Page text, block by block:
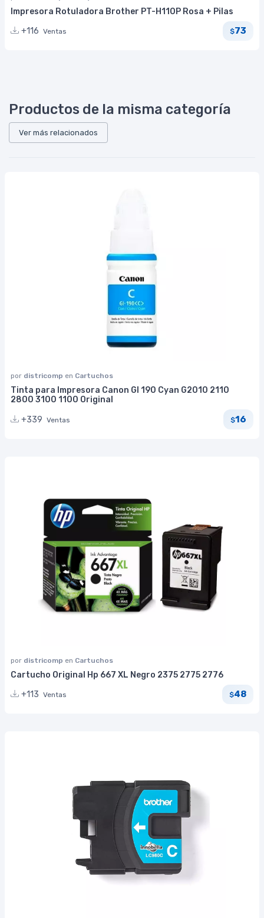
Impresora Rotuladora Brother PT-H110P Rosa + Pilas
+116 Ventas $73
Productos de la misma categoría
Ver más relacionados
por districomp en Cartuchos
Tinta para Impresora Canon GI 190 Cyan G2010 2110
2800 3100 1100 Original
+339 Ventas $16
por districomp en Cartuchos
Cartucho Original Hp 667 XL Negro 2375 2775 2776
+113 Ventas $48